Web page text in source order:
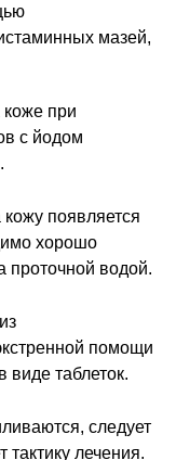
мазей,
коже при
с йодом
появляется
хорошо
проточной водой.
помощи
таблеток.
следует
тактику лечения.